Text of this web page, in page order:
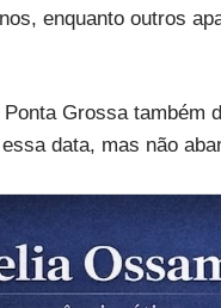
enquanto outros
Grossa também
data, mas não